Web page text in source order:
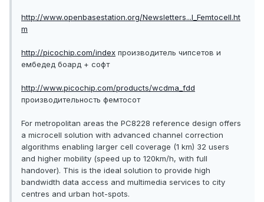
http://www.openbasestation.org/Newsletters...I_Femtocell.ht
m
http://picochip.com/index производитель чипсетов и
ембедед боард + софт
http://www.picochip.com/products/wcdma_fdd
производительность фемтосот
For metropolitan areas the PC8228 reference design offers
a microcell solution with advanced channel correction
algorithms enabling larger cell coverage (1 km) 32 users
and higher mobility (speed up to 120km/h, with full
handover). This is the ideal solution to provide high
bandwidth data access and multimedia services to city
centres and urban hot-spots.